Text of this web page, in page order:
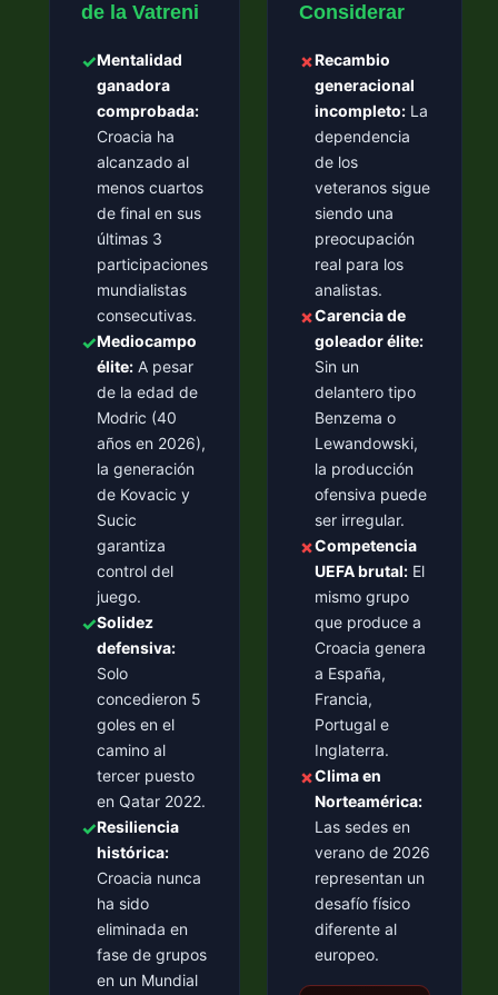
de la Vatreni
✓Mentalidad
ganadora
comprobada:
Croacia ha
alcanzado al
menos cuartos
de final en sus
últimas 3
participaciones
mundialistas
consecutivas.
✓Mediocampo
élite: A pesar
de la edad de
Modric (40
años en 2026),
la generación
de Kovacic y
Sucic
garantiza
control del
juego.
✓Solidez
defensiva:
Solo
concedieron 5
goles en el
camino al
tercer puesto
en Qatar 2022.
✓Resiliencia
histórica:
Croacia nunca
ha sido
eliminada en
fase de grupos
en un Mundial
Considerar
✗Recambio
generacional
incompleto: La
dependencia
de los
veteranos sigue
siendo una
preocupación
real para los
analistas.
✗Carencia de
goleador élite:
Sin un
delantero tipo
Benzema o
Lewandowski,
la producción
ofensiva puede
ser irregular.
✗Competencia
UEFA brutal: El
mismo grupo
que produce a
Croacia genera
a España,
Francia,
Portugal e
Inglaterra.
✗Clima en
Norteamérica:
Las sedes en
verano de 2026
representan un
desafío físico
diferente al
europeo.